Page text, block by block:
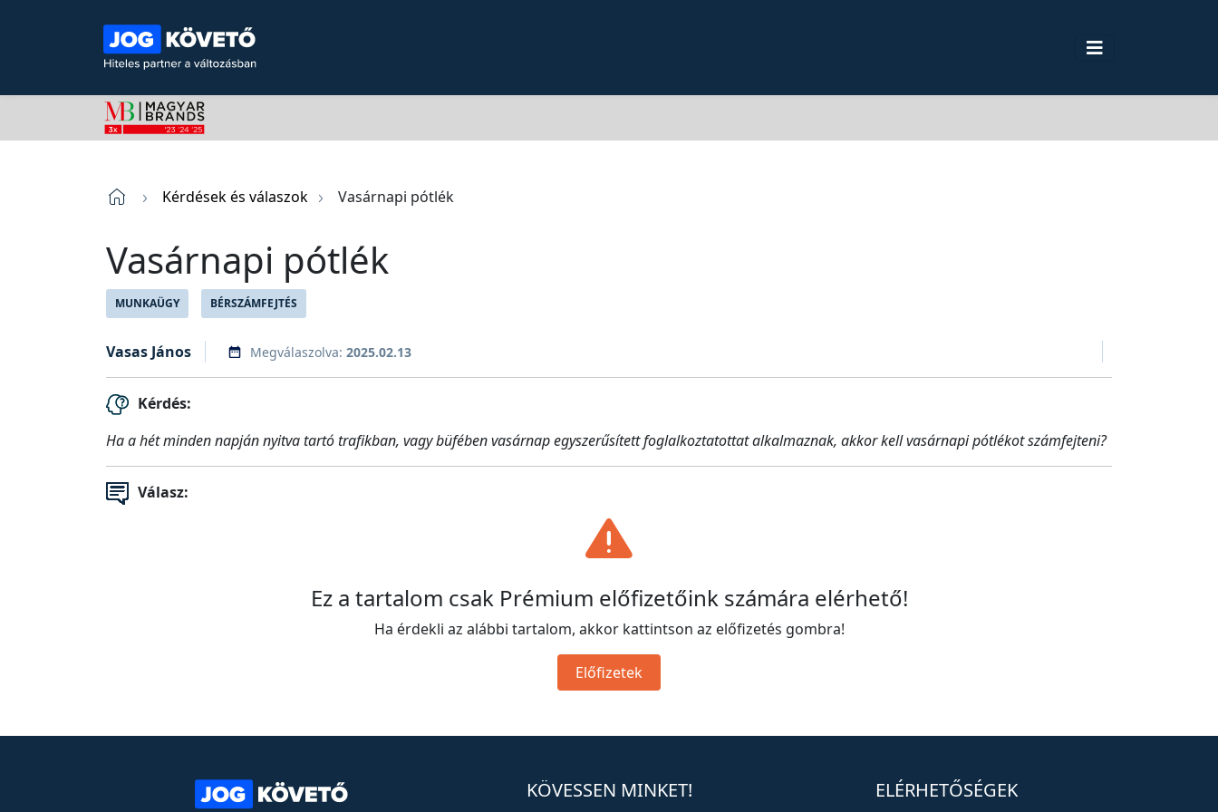
Kérdések és válaszok Vasárnapi pótlék
Vasárnapi pótlék
MUNKAÜGY BÉRSZÁMFEJTÉS
Vasas János Megválaszolva: 2025.02.13
Kérdés:
Ha a hét minden napján nyitva tartó trafikban, vagy büfében vasárnap egyszerűsített foglalkoztatottat alkalmaznak, akkor kell vasárnapi pótlékot számfejteni?
Válasz:
Ez a tartalom csak Prémium előfizetőink számára elérhető!
Ha érdekli az alábbi tartalom, akkor kattintson az előfizetés gombra!
Előfizetek
KÖVESSEN MINKET! ELÉRHETŐSÉGEK